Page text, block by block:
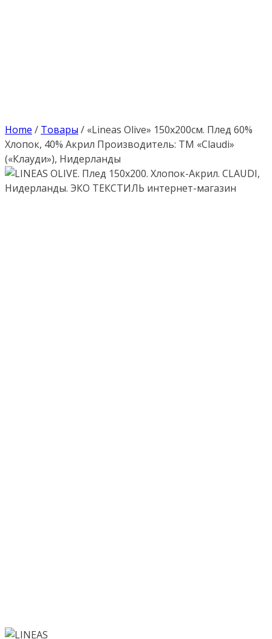
Home / Товары / «Lineas Olive» 150х200см. Плед 60%
Хлопок, 40% Акрил Производитель: ТМ «Claudi»
(«Клауди»), Нидерланды